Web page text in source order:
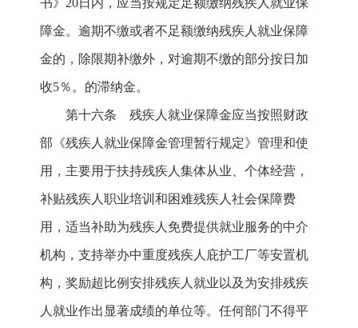
书》20日内，应当按规定足额缴纳残疾人就业保
障金。逾期不缴或者不足额缴纳残疾人就业保障
金的，除限期补缴外，对逾期不缴的部分按日加
收5％。的滞纳金。
第十六条 残疾人就业保障金应当按照财政
部《残疾人就业保障金管理暂行规定》管理和使
用，主要用于扶持残疾人集体从业、个体经营，
补贴残疾人职业培训和困难残疾人社会保障费
用，适当补助为残疾人免费提供就业服务的中介
机构，支持举办中重度残疾人庇护工厂等安置机
构，奖励超比例安排残疾人就业以及为安排残疾
人就业作出显著成绩的单位等。任何部门不得平